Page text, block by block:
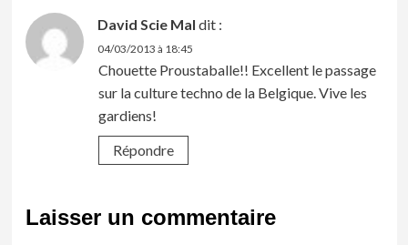
David Scie Mal dit :
04/03/2013 à 18:45
Chouette Proustaballe!! Excellent le passage
sur la culture techno de la Belgique. Vive les
gardiens!
Répondre
Laisser un commentaire